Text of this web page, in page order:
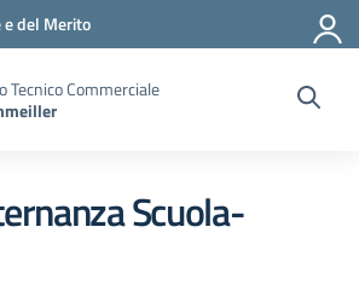
del Merito
Tecnico Commerciale
Scuola-